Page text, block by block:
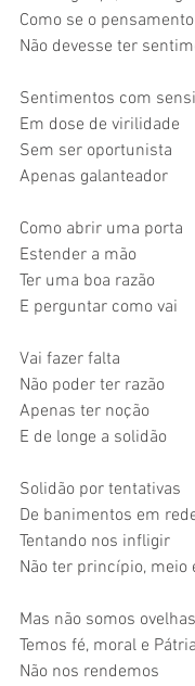
Como se o pensamento
Não devesse ter
Sentimentos com
Em dose de virilidade
Sem ser oportunista
Apenas galanteador
Como abrir uma porta
Estender a mão
Ter uma boa razão
E perguntar como vai
Vai fazer falta
Não poder ter razão
Apenas ter noção
E de longe a solidão
Solidão por tentativas
De banimentos em
Tentando nos infligir
Não ter princípio, meio
Mas não somos ovelhas
Temos fé, moral e Pátria
Não nos rendemos